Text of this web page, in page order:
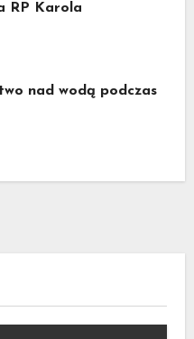
RP Karola
nad wodą podczas